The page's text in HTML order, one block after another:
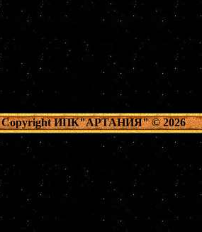
Copyright ИПК"АРТАНИЯ"© 2026